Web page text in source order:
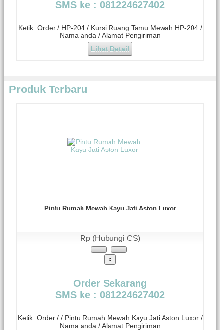
SMS ke : 081224627402
Ketik: Order / HP-204 / Kursi Ruang Tamu Mewah HP-204 /
Nama anda / Alamat Pengiriman
Lihat Detail
Produk Terbaru
Pintu Rumah Mewah Kayu Jati Aston Luxor
Rp (Hubungi CS)
×
Order Sekarang
SMS ke : 081224627402
Ketik: Order / / Pintu Rumah Mewah Kayu Jati Aston Luxor /
Nama anda / Alamat Pengiriman